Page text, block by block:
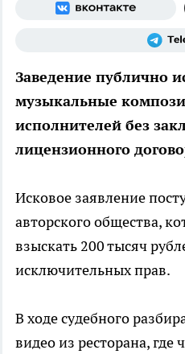
Заведение публично
музыкальные
исполнителей без
лицензионного
Исковое заявление
авторского общества,
взыскать 200 тысяч
исключительных прав.
В ходе судебного
видео из ресторана,